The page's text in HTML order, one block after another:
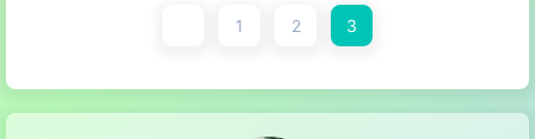
1 2 3